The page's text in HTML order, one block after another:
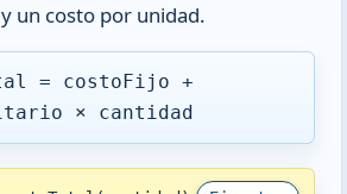
un costo por unidad.
= costoFijo +
× cantidad